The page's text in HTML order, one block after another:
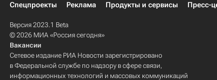
Спецпроекты
Реклама Продукты и сервисы Пресс-
Версия 2023.1 Beta
© 2026 МИА «Россия сегодня»
Вакансии
Сетевое издание РИА Новости зарегистрировано
в Федеральной службе по надзору в сфере связи,
информационных технологий и массовых коммуникаций